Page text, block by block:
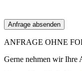
ANFRAGE OHNE
Gerne nehmen wir Ihre